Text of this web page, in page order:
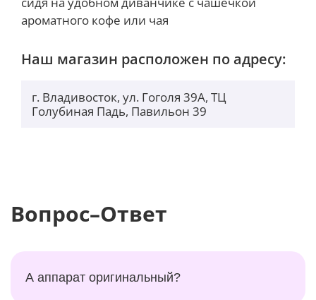
ароматного кофе или чая
Наш магазин расположен по адресу:
г. Владивосток, ул. Гоголя 39А, ТЦ
Голубиная Падь, Павильон 39
Вопрос–Ответ
А аппарат оригинальный?